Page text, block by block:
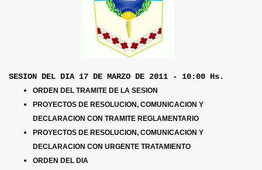
SESION DEL DIA 17 DE MARZO DE 2011 - 10:00 Hs.
ORDEN DEL TRAMITE DE LA SESION
PROYECTOS DE RESOLUCION, COMUNICACION Y
DECLARACION CON TRAMITE REGLAMENTARIO
PROYECTOS DE RESOLUCION, COMUNICACION Y
DECLARACION CON URGENTE TRATAMIENTO
ORDEN DEL DIA